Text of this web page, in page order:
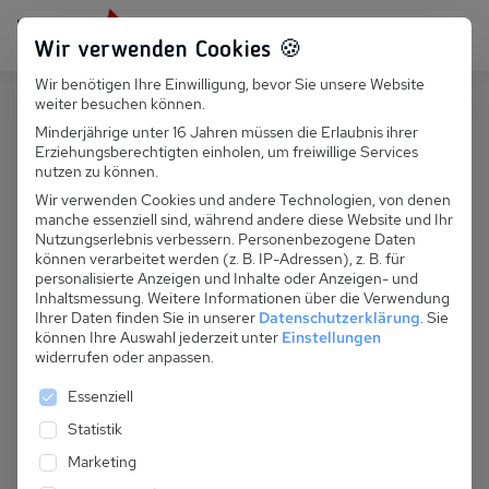
Persönlich für dich da: +49 251 899 050
Suchfeld
Suchen
PL 065.005 - Ferienhaus Babiak
Wir verwenden Cookies 🍪
Wir benötigen Ihre Einwilligung, bevor Sie unsere Website
weiter besuchen können.
Minderjährige unter 16 Jahren müssen die Erlaubnis ihrer
Erziehungsberechtigten einholen, um freiwillige Services
nutzen zu können.
Wir verwenden Cookies und andere Technologien, von denen
manche essenziell sind, während andere diese Website und Ihr
Nutzungserlebnis verbessern. Personenbezogene Daten
können verarbeitet werden (z. B. IP-Adressen), z. B. für
personalisierte Anzeigen und Inhalte oder Anzeigen- und
Inhaltsmessung. Weitere Informationen über die Verwendung
Ihrer Daten finden Sie in unserer Datenschutzerklärung. Sie
können Ihre Auswahl jederzeit unter Einstellungen
widerrufen oder anpassen.
Es folgt eine Liste der Service-Gruppen, für die
Essenziell
Statistik
Marketing